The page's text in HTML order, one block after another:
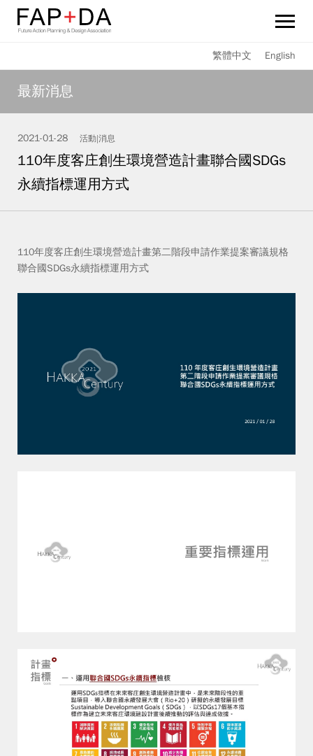
最新消息
サービス
メンバー
友好連結
お問い合わせ
繁體中文 English
最新消息
2021-01-28 活動|消息
110年度客庄創生環境營造計畫聯合國SDGs
永續指標運用方式
110年度客庄創生環境營造計畫第二階段申請作業提案審議規格
聯合國SDGs永續指標運用方式